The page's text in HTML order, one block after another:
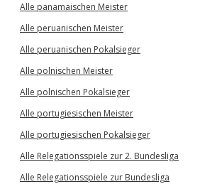
Alle panamaischen Meister
Alle peruanischen Meister
Alle peruanischen Pokalsieger
Alle polnischen Meister
Alle polnischen Pokalsieger
Alle portugiesischen Meister
Alle portugiesischen Pokalsieger
Alle Relegationsspiele zur 2. Bundesliga
Alle Relegationsspiele zur Bundesliga